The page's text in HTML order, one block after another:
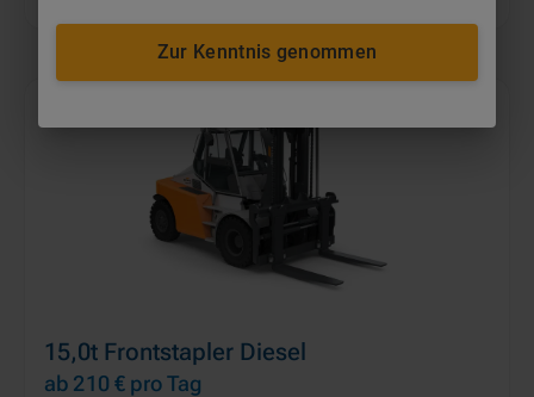
15,0t Frontstapler Diesel
ab 210 € pro Tag
Zur Kenntnis genommen